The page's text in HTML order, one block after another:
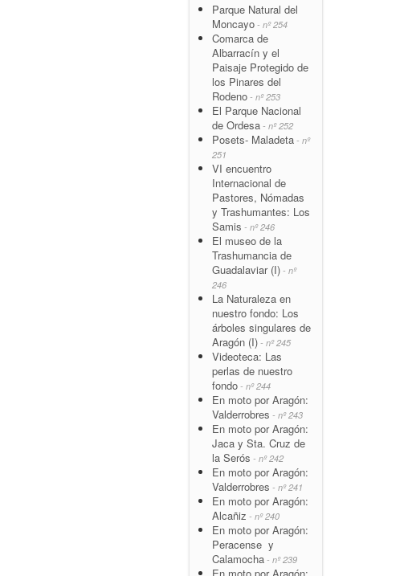
Parque Natural del
Moncayo - nº 254
Comarca de
Albarracín y el
Paisaje Protegido de
los Pinares del
Rodeno - nº 253
El Parque Nacional
de Ordesa - nº 252
Posets- Maladeta - nº
251
VI encuentro
Internacional de
Pastores, Nómadas
y Trashumantes: Los
Samis - nº 246
El museo de la
Trashumancia de
Guadalaviar (I) - nº
246
La Naturaleza en
nuestro fondo: Los
árboles singulares de
Aragón (I) - nº 245
Videoteca: Las
perlas de nuestro
fondo - nº 244
En moto por Aragón:
Valderrobres - nº 243
En moto por Aragón:
Jaca y Sta. Cruz de
la Serós - nº 242
En moto por Aragón:
Valderrobres - nº 241
En moto por Aragón:
Alcañiz - nº 240
En moto por Aragón:
Peracense y
Calamocha - nº 239